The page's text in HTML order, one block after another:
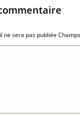
ne sera pas publiée